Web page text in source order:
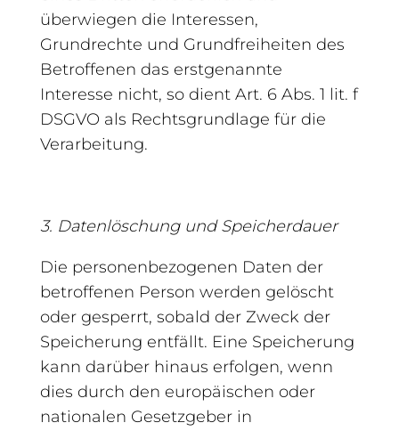
überwiegen die Interessen,
Grundrechte und Grundfreiheiten des
Betroffenen das erstgenannte
Interesse nicht, so dient Art. 6 Abs. 1 lit. f
DSGVO als Rechtsgrundlage für die
Verarbeitung.
3. Datenlöschung und Speicherdauer
Die personenbezogenen Daten der
betroffenen Person werden gelöscht
oder gesperrt, sobald der Zweck der
Speicherung entfällt. Eine Speicherung
kann darüber hinaus erfolgen, wenn
dies durch den europäischen oder
nationalen Gesetzgeber in